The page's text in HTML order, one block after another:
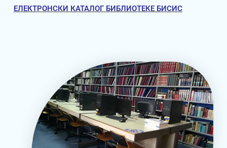
ЕЛЕКТРОНСКИ КАТАЛОГ БИБЛИОТЕКЕ БИСИС